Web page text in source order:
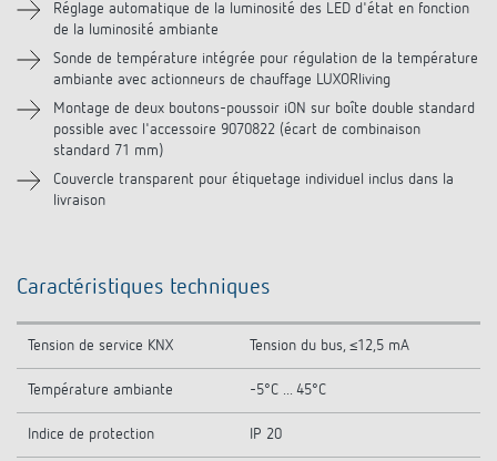
Accessoires
Produits similaires
Réglage automatique de la luminosité des LED d'état en fonction
de la luminosité ambiante
Sonde de température intégrée pour régulation de la température
ambiante avec actionneurs de chauffage LUXORliving
Montage de deux boutons-poussoir iON sur boîte double standard
possible avec l'accessoire 9070822 (écart de combinaison
standard 71 mm)
Couvercle transparent pour étiquetage individuel inclus dans la
livraison
Caractéristiques techniques
Tension de service KNX Tension du bus, ≤12,5 mA
Température ambiante -5°C ... 45°C
Indice de protection IP 20